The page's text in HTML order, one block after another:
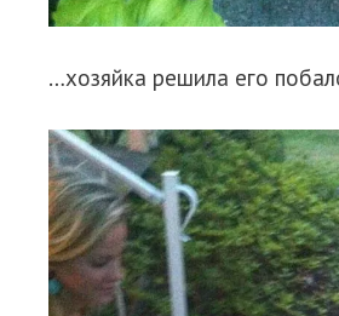
…хозяйка решила его